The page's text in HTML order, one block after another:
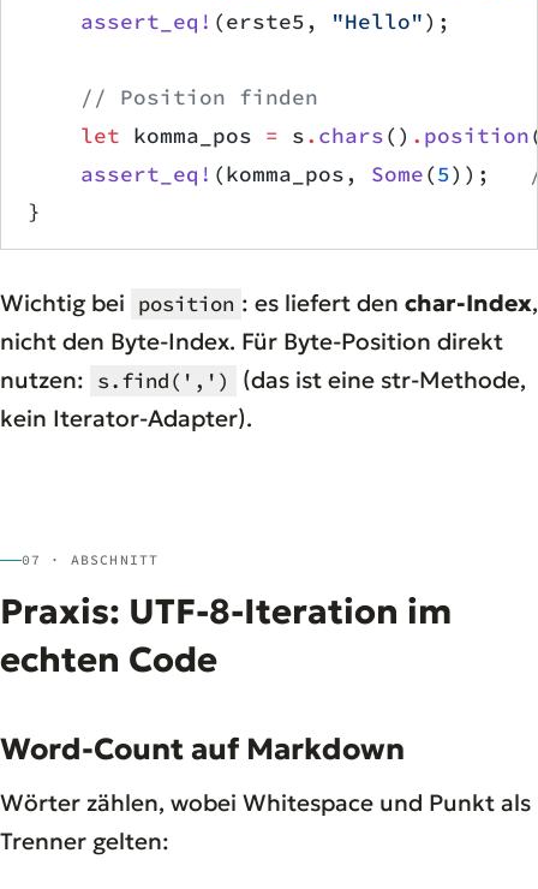
    assert_eq!
(erste5, "Hello");
    // Position finden
    let
komma_pos = s. chars() . position
    assert_eq!
(komma_pos, Some(5));
}
Wichtig bei position : es liefert den char-Index,
nicht den Byte-Index. Für Byte-Position direkt
nutzen: s.find(',')
(das ist eine str-Methode,
kein Iterator-Adapter).
07 · ABSCHNITT
Praxis: UTF-8-Iteration im
echten Code
Word-Count auf Markdown
Wörter zählen, wobei Whitespace und Punkt als
Trenner gelten: